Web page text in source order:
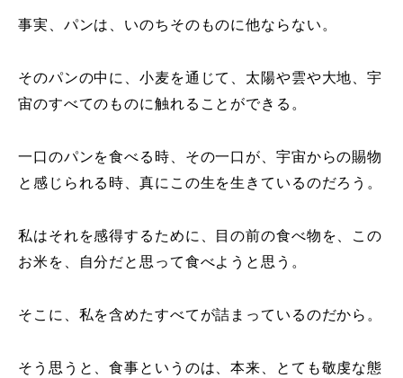
事実、パンは、いのちそのものに他ならない。
そのパンの中に、小麦を通じて、太陽や雲や大地、宇
宙のすべてのものに触れることができる。
一口のパンを食べる時、その一口が、宇宙からの賜物
と感じられる時、真にこの生を生きているのだろう。
私はそれを感得するために、目の前の食べ物を、この
お米を、自分だと思って食べようと思う。
そこに、私を含めたすべてが詰まっているのだから。
そう思うと、食事というのは、本来、とても敬虔な態